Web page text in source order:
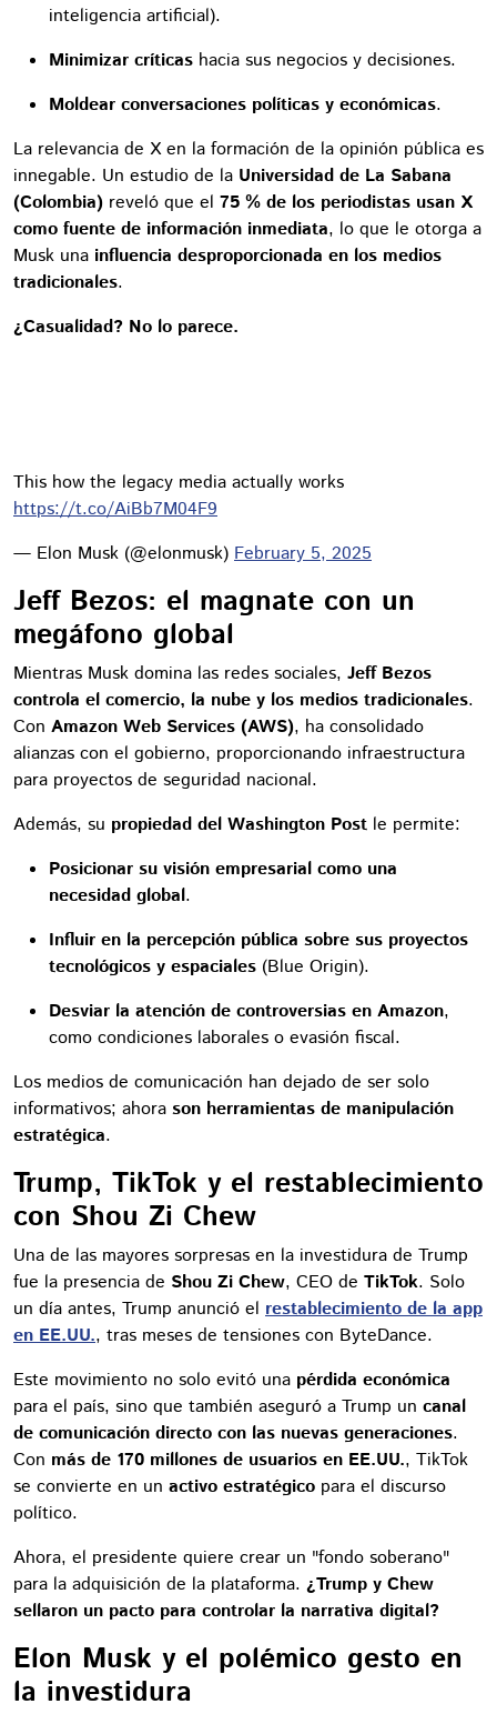
inteligencia artificial).
Minimizar críticas hacia sus negocios y decisiones.
Moldear conversaciones políticas y económicas.
La relevancia de X en la formación de la opinión pública es
innegable. Un estudio de la Universidad de La Sabana
(Colombia) reveló que el 75 % de los periodistas usan X
como fuente de información inmediata, lo que le otorga a
Musk una influencia desproporcionada en los medios
tradicionales.
¿Casualidad? No lo parece.
This how the legacy media actually works
https://t.co/AiBb7M04F9
— Elon Musk (@elonmusk) February 5, 2025
Jeff Bezos: el magnate con un
megáfono global
Mientras Musk domina las redes sociales, Jeff Bezos
controla el comercio, la nube y los medios tradicionales.
Con Amazon Web Services (AWS), ha consolidado
alianzas con el gobierno, proporcionando infraestructura
para proyectos de seguridad nacional.
Además, su propiedad del Washington Post le permite:
Posicionar su visión empresarial como una
necesidad global.
Influir en la percepción pública sobre sus proyectos
tecnológicos y espaciales (Blue Origin).
Desviar la atención de controversias en Amazon,
como condiciones laborales o evasión fiscal.
Los medios de comunicación han dejado de ser solo
informativos; ahora son herramientas de manipulación
estratégica.
Trump, TikTok y el restablecimiento
con Shou Zi Chew
Una de las mayores sorpresas en la investidura de Trump
fue la presencia de Shou Zi Chew, CEO de TikTok. Solo
un día antes, Trump anunció el restablecimiento de la app
en EE.UU., tras meses de tensiones con ByteDance.
Este movimiento no solo evitó una pérdida económica
para el país, sino que también aseguró a Trump un canal
de comunicación directo con las nuevas generaciones.
Con más de 170 millones de usuarios en EE.UU., TikTok
se convierte en un activo estratégico para el discurso
político.
Ahora, el presidente quiere crear un "fondo soberano"
para la adquisición de la plataforma. ¿Trump y Chew
sellaron un pacto para controlar la narrativa digital?
Elon Musk y el polémico gesto en
la investidura